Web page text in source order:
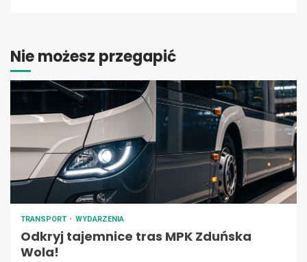
Nie możesz przegapić
TRANSPORT WYDARZENIA
Odkryj tajemnice tras MPK Zduńska
Wola!